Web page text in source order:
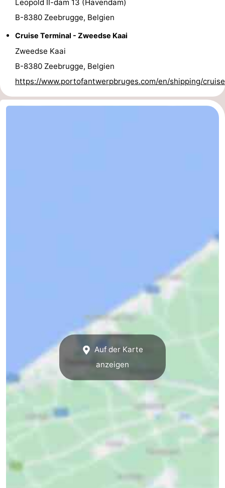
Leopold II-dam 13 (Havendam)
B-8380 Zeebrugge, Belgien
Cruise Terminal - Zweedse Kaai
Zweedse Kaai
B-8380 Zeebrugge, Belgien
https://www.portofantwerpbruges.com/en/shipping/
Auf der Karte
anzeigen